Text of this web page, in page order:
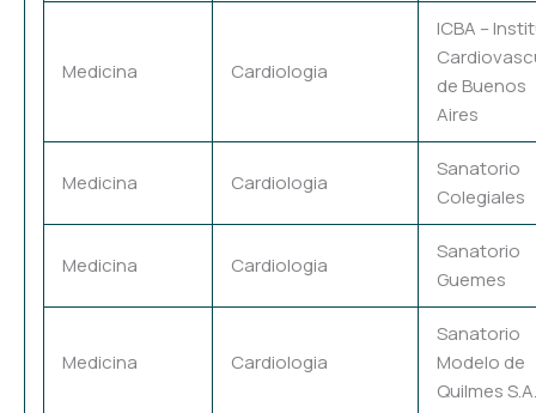
Medicina Cardiologia
ICBA –
de Buenos
Aires
Medicina Cardiologia
Sanatorio
Colegiales
Medicina Cardiologia
Sanatorio
Guemes
Medicina Cardiologia
Sanatorio
Modelo de
Quilmes S.A.